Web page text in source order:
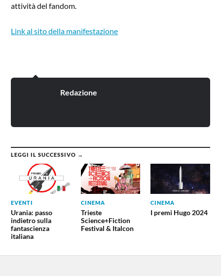
attività del fandom.
Link al sito della manifestazione
Redazione
LEGGI IL SUCCESSIVO →
EVENTI
Urania: passo
indietro sulla
fantascienza
italiana
CINEMA
Trieste
Science+Fiction
Festival & Italcon
CINEMA
I premi Hugo 2024